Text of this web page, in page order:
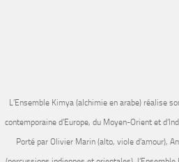
L’Ensemble Kimya (alchimie en arabe) réalise
contemporaine d’Europe, du Moyen-Orient et
Porté par Olivier Marin (alto, viole d’amour),